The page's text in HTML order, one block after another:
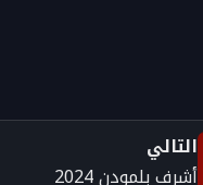
التالي
أشرف بلمودن 2024